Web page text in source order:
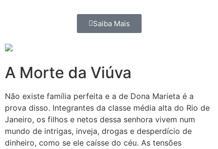
Saiba Mais
A Morte da Viúva
Não existe família perfeita e a de Dona Marieta é a
prova disso. Integrantes da classe média alta do Rio de
Janeiro, os filhos e netos dessa senhora vivem num
mundo de intrigas, inveja, drogas e desperdício de
dinheiro, como se ele caísse do céu. As tensões